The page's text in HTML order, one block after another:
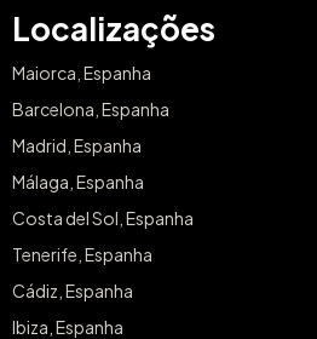
Localizações
Maiorca, Espanha
Barcelona, Espanha
Madrid, Espanha
Málaga, Espanha
Costa del Sol, Espanha
Tenerife, Espanha
Cádiz, Espanha
Ibiza, Espanha